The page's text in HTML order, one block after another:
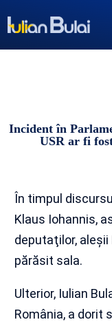
Incident în
USR ar fi
În timpul
Klaus Iohannis,
deputaţilor,
părăsit sala.
Ulterior, Iulian
România, a dorit